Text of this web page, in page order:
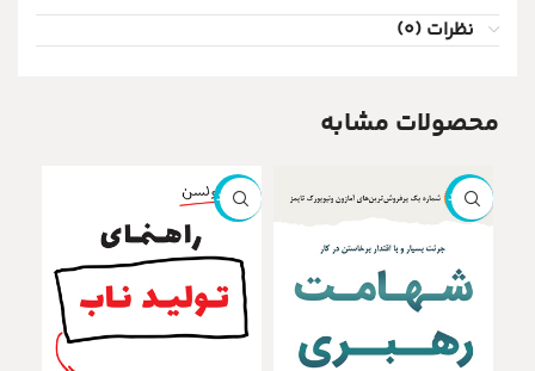
نظرات (0)
محصولات مشابه
ناموجود ناموجود